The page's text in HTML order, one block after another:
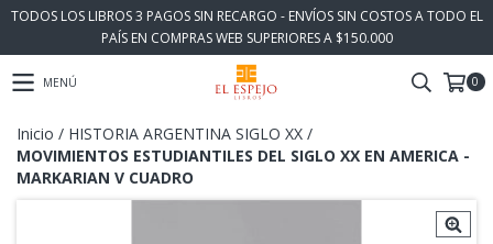
TODOS LOS LIBROS 3 PAGOS SIN RECARGO - ENVÍOS SIN COSTOS A TODO EL
PAÍS EN COMPRAS WEB SUPERIORES A $150.000
MENÚ 0
Inicio / HISTORIA ARGENTINA SIGLO XX /
MOVIMIENTOS ESTUDIANTILES DEL SIGLO XX EN AMERICA -
MARKARIAN V CUADRO